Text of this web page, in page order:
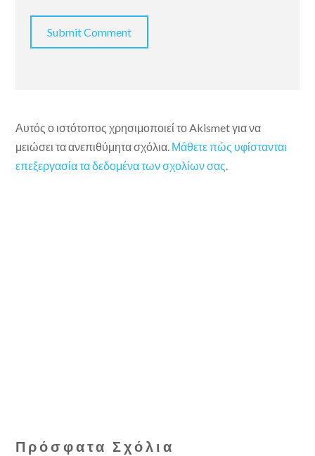
Αυτός ο ιστότοπος χρησιμοποιεί το Akismet για να
μειώσει τα ανεπιθύμητα σχόλια. Μάθετε πώς υφίστανται
επεξεργασία τα δεδομένα των σχολίων σας
Πρόσφατα Σχόλια